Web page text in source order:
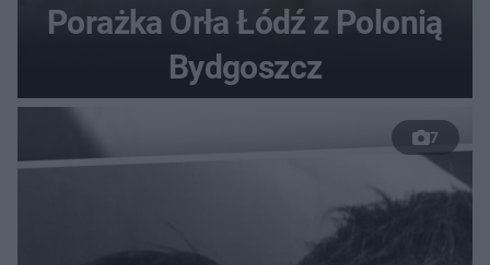
Porażka Orła Łódź z Polonią
Bydgoszcz
7